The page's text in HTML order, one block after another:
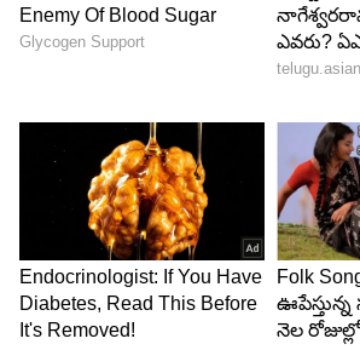
ABOUT THE AUTHOR
RS
ramya Sridhar
పది సంవత్సరాలుగా జర్నలిజంలో ఉన్నారు.
విభాగాన్ని లీడ్ చేస్తున్నారు. ఇంతకు ముందు ఈనాడులో పని
Follow Us